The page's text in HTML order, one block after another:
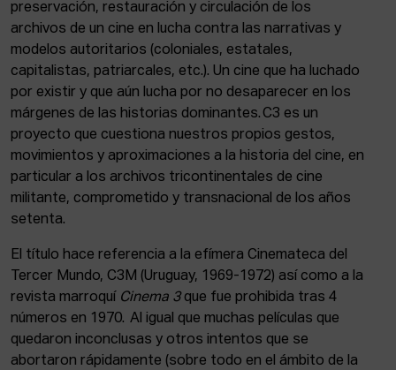
LA CASA DEL CINE
ACTUALIDAD
Admisión
Intranet
EUS ESP ENG
preservación, restauración y circulación de los
archivos de un cine en lucha contra las narrativas y
modelos autoritarios (coloniales, estatales,
capitalistas, patriarcales, etc.). Un cine que ha luchado
por existir y que aún lucha por no desaparecer en los
márgenes de las historias dominantes. C3 es un
proyecto que cuestiona nuestros propios gestos,
movimientos y aproximaciones a la historia del cine, en
particular a los archivos tricontinentales de cine
militante, comprometido y transnacional de los años
setenta.
El título hace referencia a la efímera Cinemateca del
Tercer Mundo, C3M (Uruguay, 1969-1972) así como a la
revista marroquí Cinema 3que fue prohibida tras 4
números en 1970. Al igual que muchas películas que
quedaron inconclusas y otros intentos que se
abortaron rápidamente (sobre todo en el ámbito de la